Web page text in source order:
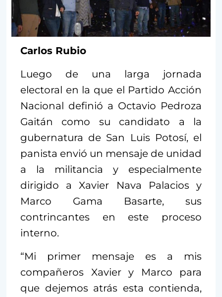
Carlos Rubio
Luego de una larga jornada
electoral en la que el Partido Acción
Nacional definió a Octavio Pedroza
Gaitán como su candidato a la
gubernatura de San Luis Potosí, el
panista envió un mensaje de unidad
a la militancia y especialmente
dirigido a Xavier Nava Palacios y
Marco Gama Basarte, sus
contrincantes en este proceso
interno.
“Mi primer mensaje es a mis
compañeros Xavier y Marco para
que dejemos atrás esta contienda,